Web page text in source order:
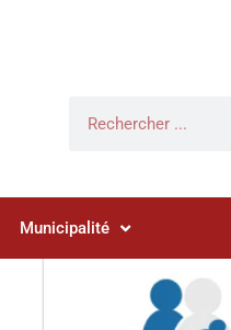
Municipalité